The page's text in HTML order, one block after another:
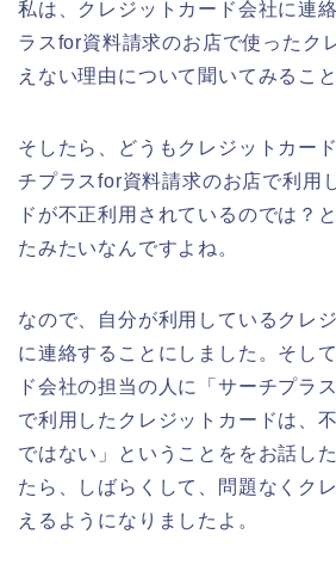
私は、クレジットカード会社に連
ラスfor資料請求のお店で使ったク
えない理由について聞いてみるこ
そしたら、どうもクレジットカー
チプラスfor資料請求のお店で利用
ドが不正利用されているのでは？
たみたいなんですよね。
なので、自分が利用しているクレ
に連絡することにしました。そし
ド会社の担当の人に「サーチプラ
で利用したクレジットカードは、
ではない」ということををお話し
たら、しばらくして、問題なくク
えるようになりましたよ。